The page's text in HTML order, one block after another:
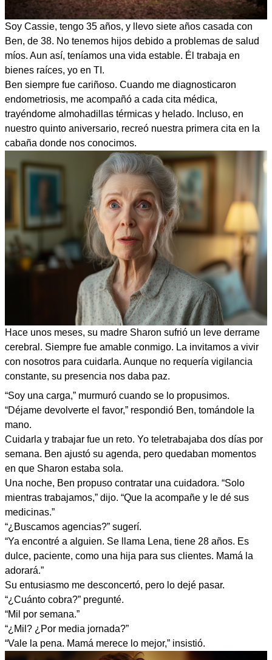
Soy Cassie, tengo 35 años, y llevo siete años casada con
Ben, de 38. No tenemos hijos debido a problemas de salud
míos. Aun así, teníamos una vida estable. Él trabaja en
bienes raíces, yo en TI.
Ben siempre fue cariñoso. Cuando me diagnosticaron
endometriosis, me acompañó a cada cita médica,
trayéndome almohadillas térmicas y helado. Incluso, en
nuestro quinto aniversario, recreó nuestra primera cita en la
cabaña donde nos conocimos.
Hace unos meses, su madre Sharon sufrió un leve derrame
cerebral. Siempre fue amable conmigo. La invitamos a vivir
con nosotros para cuidarla. Aunque no requería vigilancia
constante, su presencia nos daba paz.
“Soy una carga,” murmuró cuando se lo propusimos.
“Déjame devolverte el favor,” respondió Ben, tomándole la
mano.
Cuidarla y trabajar fue un reto. Yo teletrabajaba dos días por
semana. Ben ajustó su agenda, pero quedaban momentos
en que Sharon estaba sola.
Una noche, Ben propuso contratar una cuidadora. “Solo
mientras trabajamos,” dijo. “Que la acompañe y le dé sus
medicinas.”
“¿Buscamos agencias?” sugerí.
“Ya encontré a alguien. Se llama Lena, tiene 28 años. Es
dulce, paciente, como una hija para sus clientes. Mamá la
adorará.”
Su entusiasmo me desconcertó, pero lo dejé pasar.
“¿Cuánto cobra?” pregunté.
“Mil por semana.”
“¿Mil? ¿Por media jornada?”
“Vale la pena. Mamá merece lo mejor,” insistió.